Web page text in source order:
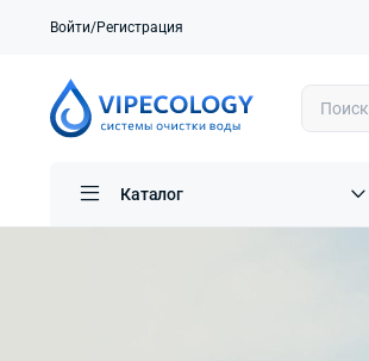
Войти/Регистрация
Каталог